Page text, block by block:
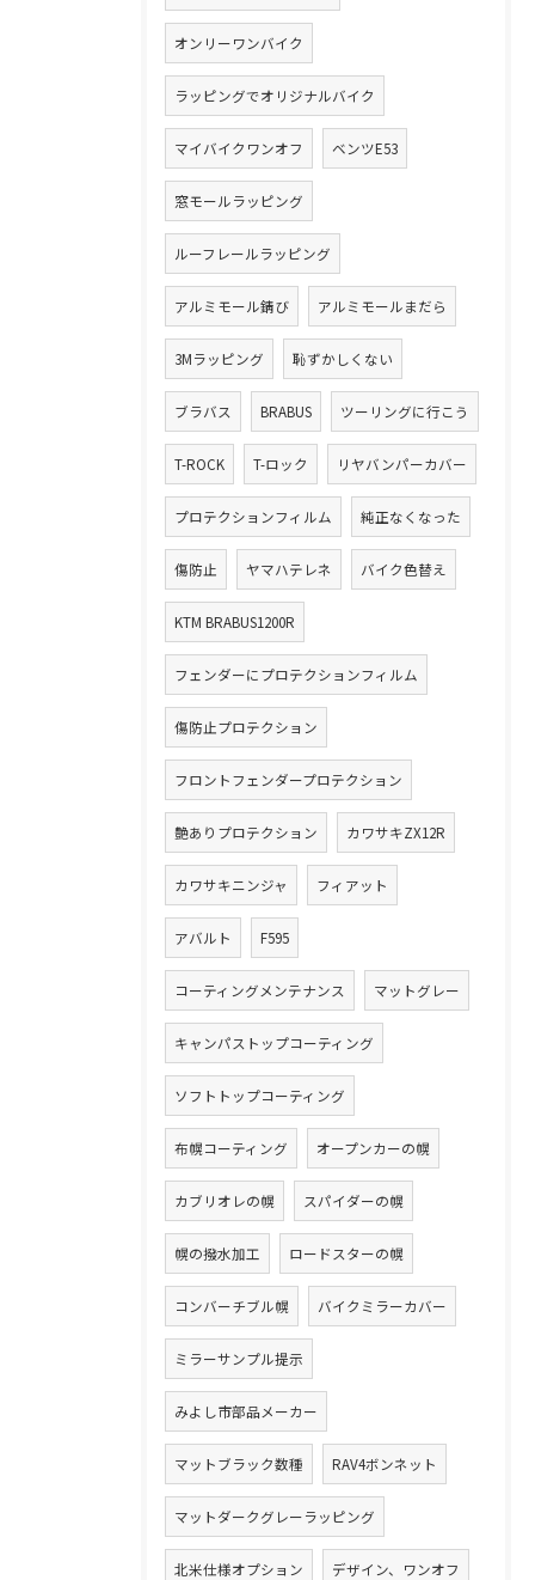
オンリーワンバイク
ラッピングでオリジナルバイク
マイバイクワンオフ ベンツE53
窓モールラッピング
ルーフレールラッピング
アルミモール錆び アルミモールまだら
3Mラッピング 恥ずかしくない
ブラバス BRABUS ツーリングに行こう
T-ROCK T-ロック リヤバンパーカバー
プロテクションフィルム 純正なくなった
傷防止 ヤマハテレネ バイク色替え
KTM BRABUS1200R
フェンダーにプロテクションフィルム
傷防止プロテクション
フロントフェンダープロテクション
艶ありプロテクション カワサキZX12R
カワサキニンジャ フィアット
アバルト F595
コーティングメンテナンス マットグレー
キャンパストップコーティング
ソフトトップコーティング
布幌コーティング オープンカーの幌
カブリオレの幌 スパイダーの幌
幌の撥水加工 ロードスターの幌
コンバーチブル幌 バイクミラーカバー
ミラーサンプル提示
みよし市部品メーカー
マットブラック数種 RAV4ボンネット
マットダークグレーラッピング
北米仕様オプション デザイン、ワンオフ